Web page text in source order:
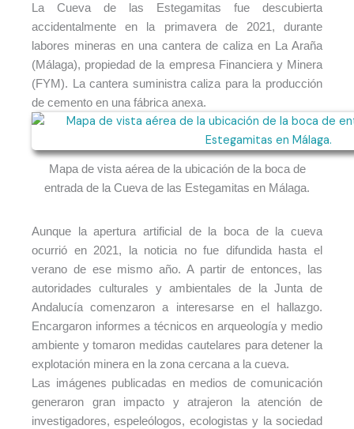
La Cueva de las Estegamitas fue descubierta
accidentalmente en la primavera de 2021, durante
labores mineras en una cantera de caliza en La Araña
(Málaga), propiedad de la empresa Financiera y Minera
(FYM). La cantera suministra caliza para la producción
de cemento en una fábrica anexa.
Mapa de vista aérea de la ubicación de la boca de
entrada de la Cueva de las Estegamitas en Málaga.
Aunque la apertura artificial de la boca de la cueva
ocurrió en 2021, la noticia no fue difundida hasta el
verano de ese mismo año. A partir de entonces, las
autoridades culturales y ambientales de la Junta de
Andalucía comenzaron a interesarse en el hallazgo.
Encargaron informes a técnicos en arqueología y medio
ambiente y tomaron medidas cautelares para detener la
explotación minera en la zona cercana a la cueva.
Las imágenes publicadas en medios de comunicación
generaron gran impacto y atrajeron la atención de
investigadores, espeleólogos, ecologistas y la sociedad